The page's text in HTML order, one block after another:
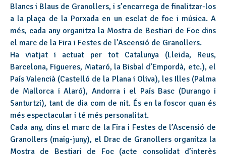
Blancs i Blaus de Granollers, i s’encarrega de finalitzar-los
a la plaça de la Porxada en un esclat de foc i música. A
més, cada any organitza la Mostra de Bestiari de Foc dins
el marc de la Fira i Festes de l’Ascensió de Granollers.
Ha viatjat i actuat per tot Catalunya (Lleida, Reus,
Barcelona, Figueres, Mataró, la Bisbal d’Empordà, etc.), el
País Valencià (Castelló de la Plana i Oliva), les Illes (Palma
de Mallorca i Alaró), Andorra i el País Basc (Durango i
Santurtzi), tant de dia com de nit. És en la foscor quan és
més espectacular i té més personalitat.
Cada any, dins el marc de la Fira i Festes de l’Ascensió de
Granollers (maig-juny), el Drac de Granollers organitza la
Mostra de Bestiari de Foc (acte consolidat d’interès